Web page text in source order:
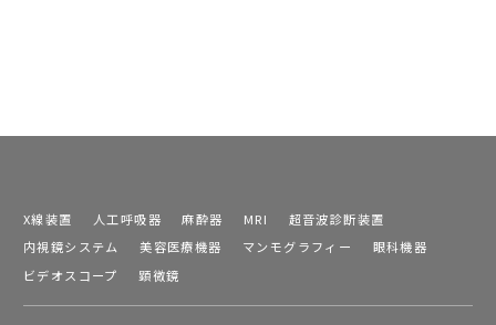
X線装置 人工呼吸器 麻酔器 MRI
超音波診断装置
内視鏡システム
美容医療機器 マンモグラフィー
眼科機器
ビデオスコープ
顕微鏡